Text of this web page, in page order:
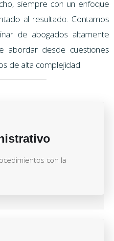
siempre con un enfoque
al resultado. Contamos
de abogados altamente
abordar desde cuestiones
de alta complejidad.
con la